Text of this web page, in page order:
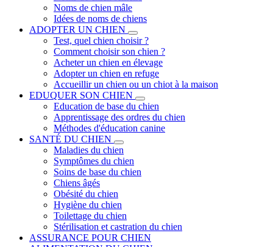
Noms de chien mâle
Idées de noms de chiens
ADOPTER UN CHIEN
Test, quel chien choisir ?
Comment choisir son chien ?
Acheter un chien en élevage
Adopter un chien en refuge
Accueillir un chien ou un chiot à la maison
EDUQUER SON CHIEN
Education de base du chien
Apprentissage des ordres du chien
Méthodes d'éducation canine
SANTÉ DU CHIEN
Maladies du chien
Symptômes du chien
Soins de base du chien
Chiens âgés
Obésité du chien
Hygiène du chien
Toilettage du chien
Stérilisation et castration du chien
ASSURANCE POUR CHIEN